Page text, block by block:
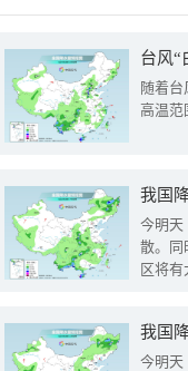
台风“
随着
高温范
今明天
散。同
区将有
我国
今明天